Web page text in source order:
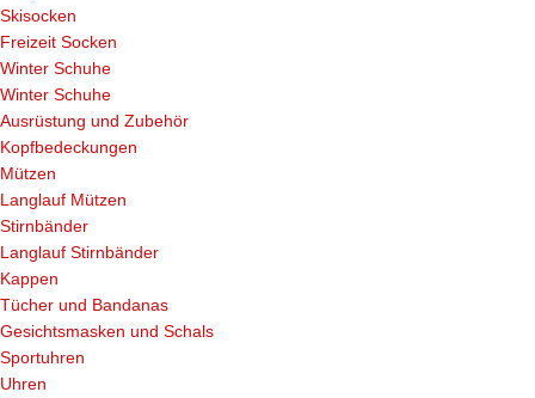
Skisocken
Freizeit Socken
Winter Schuhe
Winter Schuhe
Ausrüstung und Zubehör
Kopfbedeckungen
Mützen
Langlauf Mützen
Stirnbänder
Langlauf Stirnbänder
Kappen
Tücher und Bandanas
Gesichtsmasken und Schals
Sportuhren
Uhren